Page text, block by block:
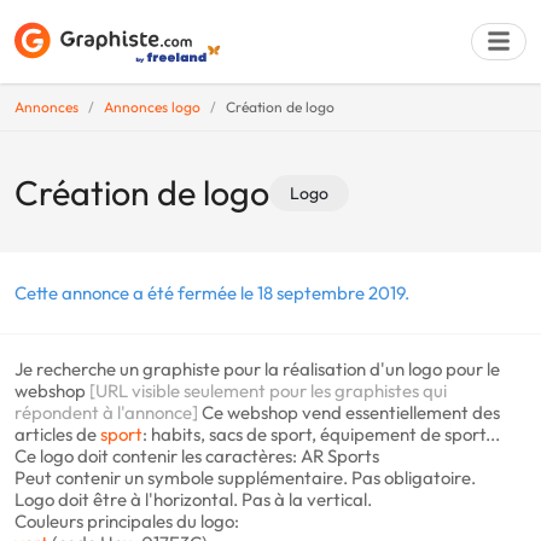
Annonces Annonces logo Création de logo
Création de logo Logo
Cette annonce a été fermée le 18 septembre 2019.
Je recherche un graphiste pour la réalisation d'un logo pour le
webshop [URL visible seulement pour les graphistes qui
répondent à l'annonce] Ce webshop vend essentiellement des
articles desport: habits, sacs de sport, équipement de sport...
Ce logo doit contenir les caractères: AR Sports
Peut contenir un symbole supplémentaire. Pas obligatoire.
Logo doit être à l'horizontal. Pas à la vertical.
Couleurs principales du logo: